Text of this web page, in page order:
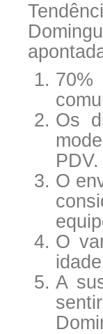
70%
Os
PDV.
O
O
A